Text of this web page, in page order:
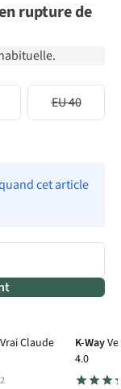
rupture de
EU 40
cet article
Claude
K-Way
4.0